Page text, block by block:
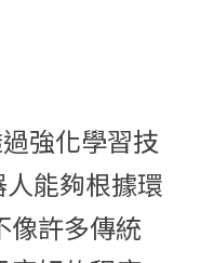
過強化學習技
能夠根據環
像許多傳統